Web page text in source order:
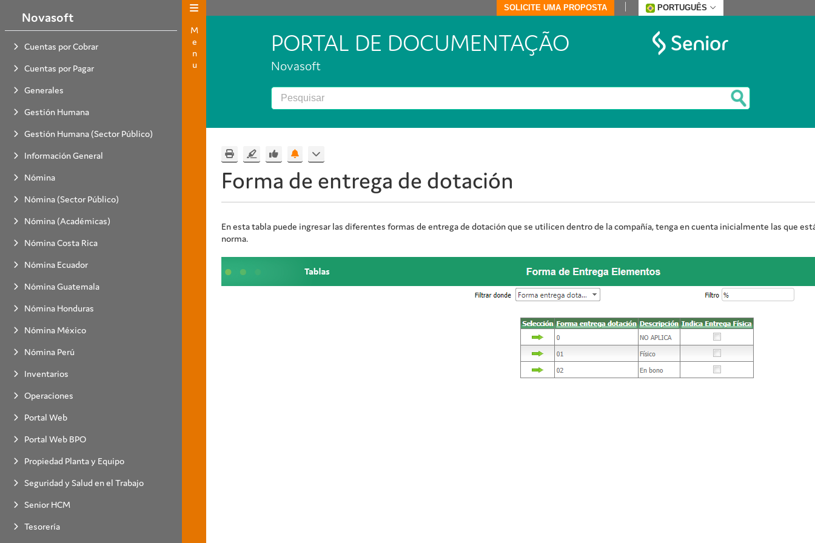
Novasoft
Cuentas por Cobrar
Cuentas por Pagar
Generales
Gestión Humana
Gestión Humana (Sector Público)
Información General
Nómina
Nómina (Sector Público)
Nómina (Académicas)
Nómina Costa Rica
Nómina Ecuador
Nómina Guatemala
Nómina Honduras
Nómina México
Nómina Perú
Inventarios
Operaciones
Portal Web
Portal Web BPO
Propiedad Planta y Equipo
Seguridad y Salud en el Trabajo
Senior HCM
Tesorería
Menu
SOLICITE UMA PROPOSTA PORTUGUÊS
PORTAL DE DOCUMENTAÇÃO
Novasoft
Forma de entrega de dotación
En esta tabla puede ingresar las diferentes formas de entrega de dotación que se utilicen dentro de la compañía, tenga en cuenta inicialmente las que
norma.